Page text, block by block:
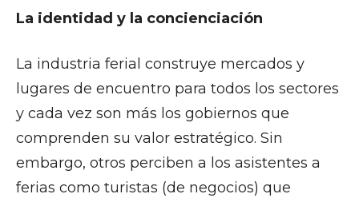
La identidad y la concienciación
La industria ferial construye mercados y
lugares de encuentro para todos los sectores
y cada vez son más los gobiernos que
comprenden su valor estratégico. Sin
embargo, otros perciben a los asistentes a
ferias como turistas (de negocios) que